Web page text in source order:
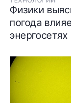
Физики
погода
энергосетях